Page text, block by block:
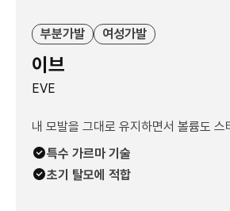
부분가발 여성가발
이브
EVE
내 모발을 그대로 유지하면서 볼륨도 스
특수 가르마 기술
초기 탈모에 적합